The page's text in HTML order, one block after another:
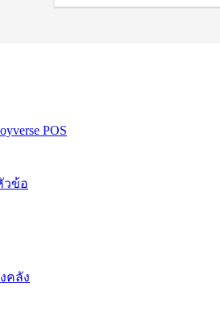
POS
วข้อ
คลัง